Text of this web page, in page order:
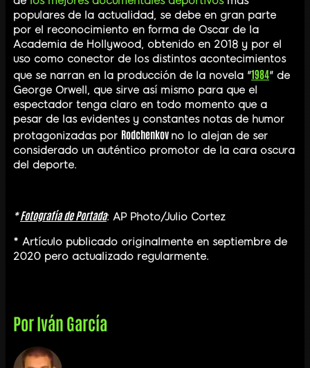
populares de la actualidad, se debe en gran parte
por el reconocimiento en forma de Oscar de la
Academia de Hollywood, obtenido en 2018 y por el
uso como conector de los distintos acontecimientos
que se narran en la producción de la novela "1984" de
George Orwell, que sirve así mismo para que el
espectador tenga claro en todo momento que a
pesar de las evidentes y constantes notas de humor
protagonizadas por Rodchenkov no lo alejan de ser
considerado un auténtico promotor de la cara oscura
del deporte.
*Fotografía de Portada: AP Photo/Julio Cortez
* Artículo publicado originalmente en septiembre de
2020 pero actualizado regularmente.
PorIván García